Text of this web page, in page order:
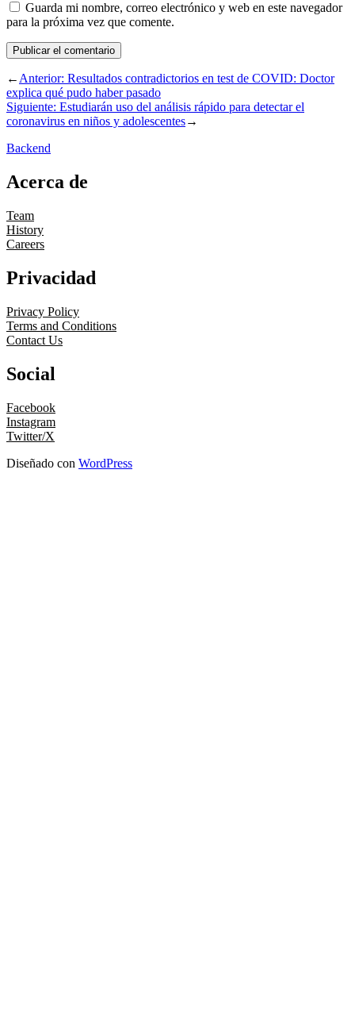
Guarda mi nombre, correo electrónico y web en este navegador
para la próxima vez que comente.
←Anterior: Resultados contradictorios en test de COVID: Doctor
explica qué pudo haber pasado
Siguiente: Estudiarán uso del análisis rápido para detectar el
coronavirus en niños y adolescentes→
Backend
Acerca de
Team
History
Careers
Privacidad
Privacy Policy
Terms and Conditions
Contact Us
Social
Facebook
Instagram
Twitter/X
Diseñado con WordPress